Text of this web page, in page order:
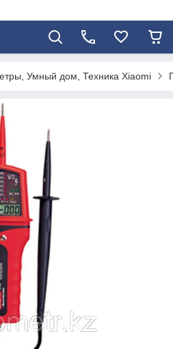
Умный дом, Техника Xiaomi